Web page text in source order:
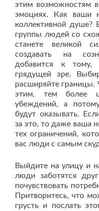
этим возможностям
эмоциях. Как ваши
коллективной душе?
группы людей со
станете великой
создавать на
добавится к
грядущей эре.
расширяйте границы.
этим, тем более
убеждений, а
будут оказывать.
за это, то даже ваша
тех ограничений,
вас люди с самым
Выйдите на улицу и
люди заботятся
почувствовать
Притворитесь, что
грусть и послать